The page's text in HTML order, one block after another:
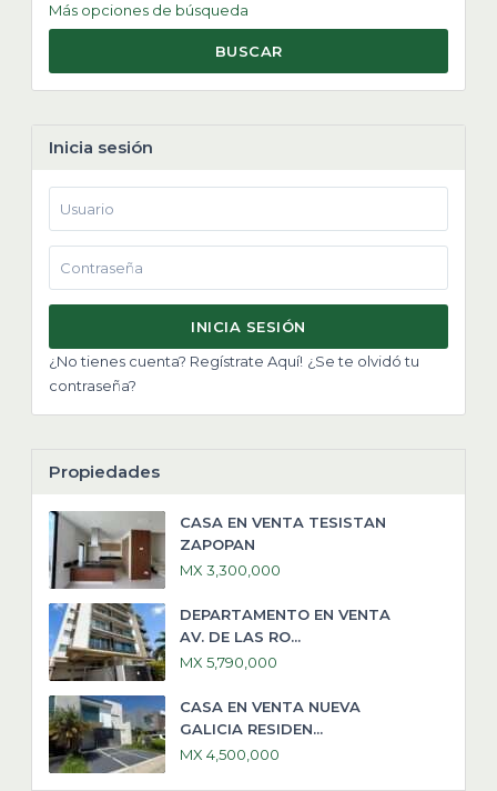
Más opciones de búsqueda
BUSCAR
Inicia sesión
INICIA SESIÓN
¿No tienes cuenta? Regístrate Aquí! ¿Se te olvidó tu
contraseña?
Propiedades
CASA EN VENTA TESISTAN
ZAPOPAN
MX 3,300,000
DEPARTAMENTO EN VENTA
AV. DE LAS RO...
MX 5,790,000
CASA EN VENTA NUEVA
GALICIA RESIDEN...
MX 4,500,000